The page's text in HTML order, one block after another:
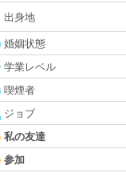
出身地
婚姻状態
学業レベル
喫煙者
ジョブ
私の友達
参加